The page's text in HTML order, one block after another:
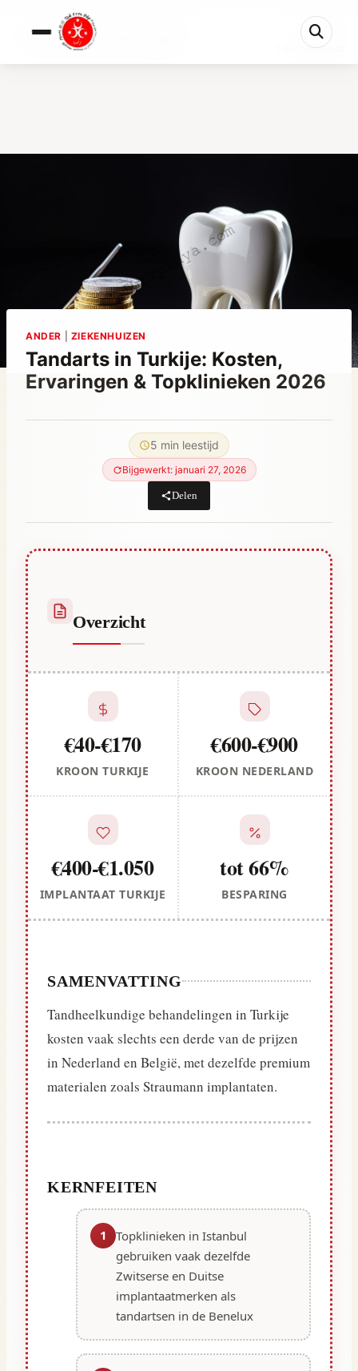
Tandarts in Turkije: Kosten, Ervaringen & ...
5 min resterend
ANDER ZIEKENHUIZEN
Tandarts in Turkije: Kosten,
Ervaringen & Topklinieken 2026
5 min leestijd
Bijgewerkt: januari 27, 2026
Delen
Overzicht
€40-€170
KROON TURKIJE
€600-€900
KROON NEDERLAND
€400-€1.050
IMPLANTAAT TURKIJE
tot 66%
BESPARING
SAMENVATTING
Tandheelkundige behandelingen in Turkije
kosten vaak slechts een derde van de prijzen
in Nederland en België, met dezelfde premium
materialen zoals Straumann implantaten.
KERNFEITEN
1
Topklinieken in Istanbul
gebruiken vaak dezelfde
Zwitserse en Duitse
implantaatmerken als
tandartsen in de Benelux